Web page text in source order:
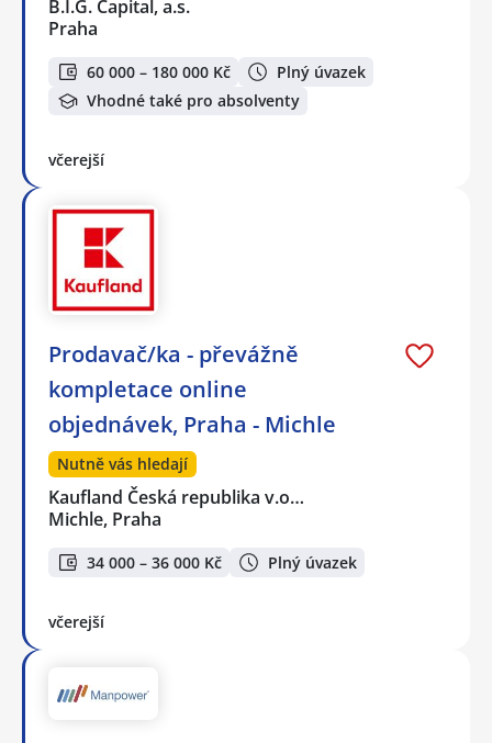
B.I.G. Capital, a.s.
Praha
60 000 – 180 000 Kč
Plný úvazek
Vhodné také pro absolventy
včerejší
Prodavač/ka - převážně
kompletace online
objednávek, Praha - Michle
Nutně vás hledají
Kaufland Česká republika v.o…
Michle, Praha
34 000 – 36 000 Kč Plný úvazek
včerejší